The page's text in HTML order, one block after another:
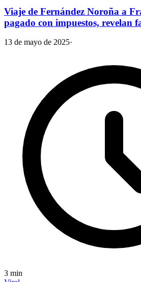
Viaje de Fernández Noroña a
pagado con impuestos, revelan
13 de mayo de 2025·
3 min